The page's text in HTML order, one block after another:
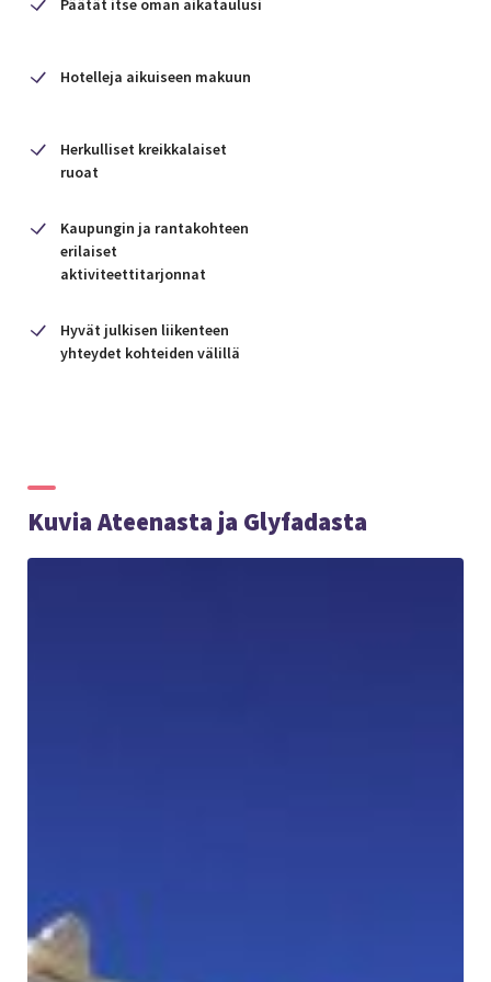
ostosmahdollisuuksia.
Päätät itse oman aikataulusi
Hotelleja aikuiseen makuun
Herkulliset kreikkalaiset
ruoat
Kaupungin ja rantakohteen
erilaiset
aktiviteettitarjonnat
Hyvät julkisen liikenteen
yhteydet kohteiden välillä
Kuvia Ateenasta ja Glyfadasta